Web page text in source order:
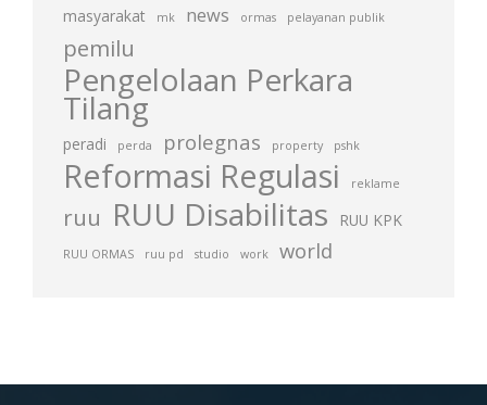
masyarakat mk news ormas pelayanan publik
pemilu
Pengelolaan Perkara
Tilang
peradi perda prolegnas property pshk
Reformasi Regulasi reklame
ruu RUU Disabilitas RUU KPK
RUU ORMAS ruu pd studio work world